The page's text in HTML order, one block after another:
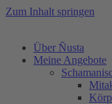
Zum Inhalt springen
Über Ñusta
Meine Angebote